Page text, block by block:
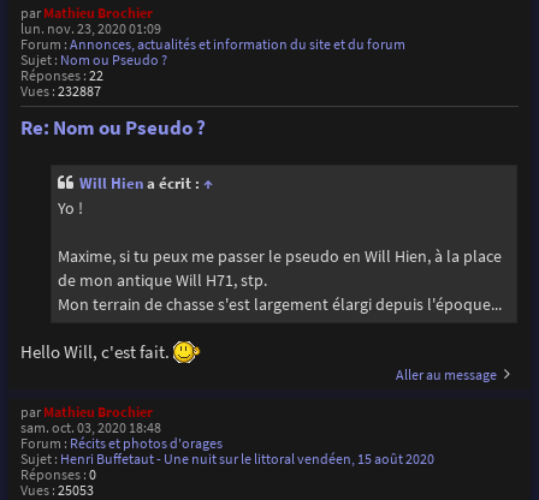
par Mathieu Brochier
lun. nov. 23, 2020 01:09
Forum : Annonces, actualités et information du site et du forum
Sujet : Nom ou Pseudo ?
Réponses : 22
Vues : 232887
Re: Nom ou Pseudo ?
Will Hiena écrit : ↑
Yo !
Maxime, si tu peux me passer le pseudo en Will Hien, à la place
de mon antique Will H71, stp.
Mon terrain de chasse s'est largement élargi depuis l'époque...
Hello Will, c'est fait.
Aller au message
par Mathieu Brochier
sam. oct. 03, 2020 18:48
Forum : Récits et photos d'orages
Sujet : Henri Buffetaut - Une nuit sur le littoral vendéen, 15 août 2020
Réponses : 0
Vues : 25053